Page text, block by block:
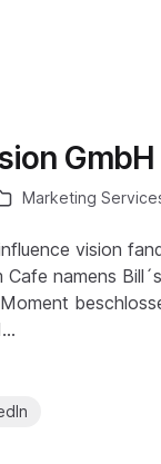
GmbH
Marketing
vision
namens